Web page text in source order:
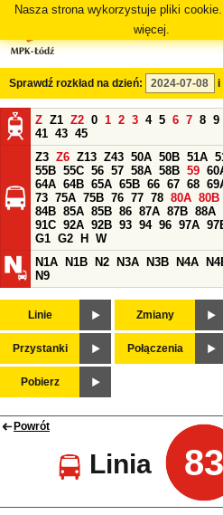
Nasza strona wykorzystuje pliki
więcej.
Sprawdź rozkład na dzień: i
Z Z1 Z2 0 1 2 3 4 5 6 7 8 9
41 43 45
Z3 Z6 Z13 Z43 50A 50B 51A
55B 55C 56 57 58A 58B 59
64A 64B 65A 65B 66 67 68
73 75A 75B 76 77 78 80A 80B
84B 85A 85B 86 87A 87B 88A
91C 92A 92B 93 94 96 97A
G1 G2 H
W
N1A
N1B N2 N3A N3B N4A
N9
Linie Zmiany
Przystanki Połączenia
Pobierz
Powrót
Linia 83